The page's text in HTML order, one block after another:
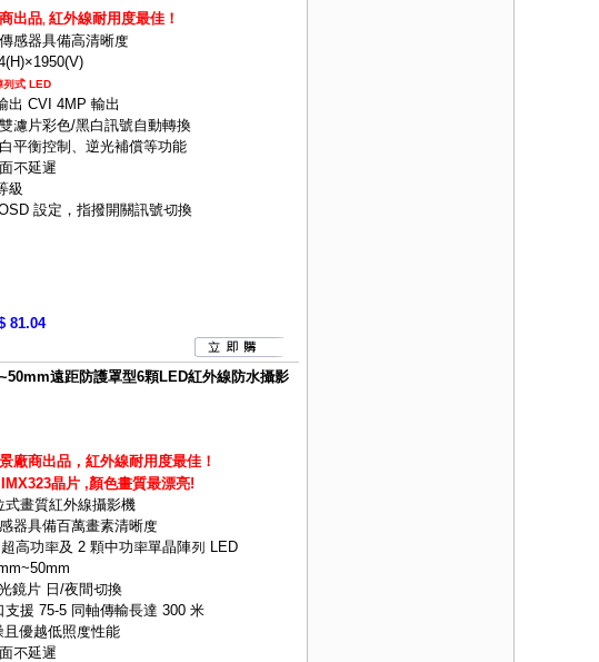
出品, 紅外線耐用度最佳！
感器具備高清晰度
式 LED
出 CVI 4MP 輸出
濾片彩色/黑白訊號自動轉換
平衡控制、逆光補償等功能
不延遲
級
設定，指撥開關訊號切換
81.04
遠距防護罩型6顆LED紅外線防水攝影
廠商出品，紅外線耐用度最佳！
晶片 ,顏色畫質最漂亮!
式畫質紅外線攝影機
器具備百萬畫素清晰度
高功率及 2 顆中功率單晶陣列 LED
鏡片 日/夜間切換
援 75-5 同軸傳輸長達 300 米
優越低照度性能
不延遲